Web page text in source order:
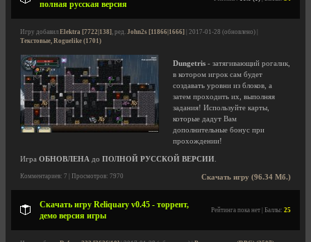
полная русская версия
Игру добавил Elektra [7722|138], ред. John2s [11866|1666] | 2017-01-28 (обновлено) |
Текстовые, Roguelike (1701)
Dungetris - затягивающий рогалик,
в котором игрок сам будет
создавать уровни из блоков, а
затем проходить их, выполняя
задания! Используйте карты,
которые дадут Вам
дополнительные бонус при
прохождении!
Игра ОБНОВЛЕНА до ПОЛНОЙ РУССКОЙ ВЕРСИИ
Скачать игру (96.34 Мб.)
Комментариев: 7 | Просмотров: 7970
Скачать игру Reliquary v0.45 - торрент,
демо версия игры
Рейтинга пока нет | Баллы: 25